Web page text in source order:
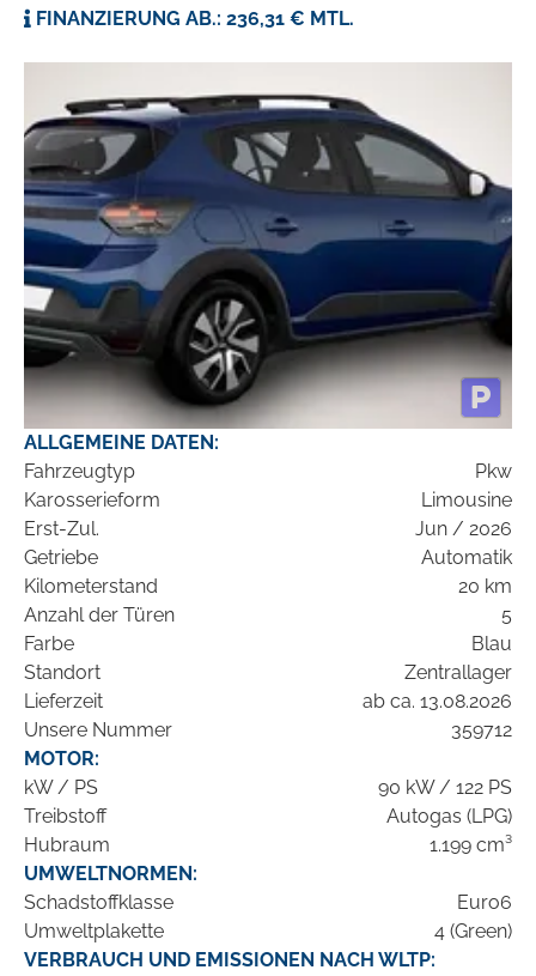
FINANZIERUNG AB.: 236,31 € MTL.
ALLGEMEINE DATEN:
Fahrzeugtyp
Pkw
Karosserieform
Limousine
Erst-Zul.
Jun / 2026
Getriebe
Automatik
Kilometerstand
20 km
Anzahl der Türen
5
Farbe
Blau
Standort
Zentrallager
Lieferzeit
ab ca. 13.08.2026
Unsere Nummer
359712
MOTOR:
kW / PS
90 kW / 122 PS
Treibstoff
Autogas (LPG)
Hubraum
1.199 cm³
UMWELTNORMEN:
Schadstoffklasse
Euro6
Umweltplakette
4 (Green)
VERBRAUCH UND EMISSIONEN NACH WLTP: